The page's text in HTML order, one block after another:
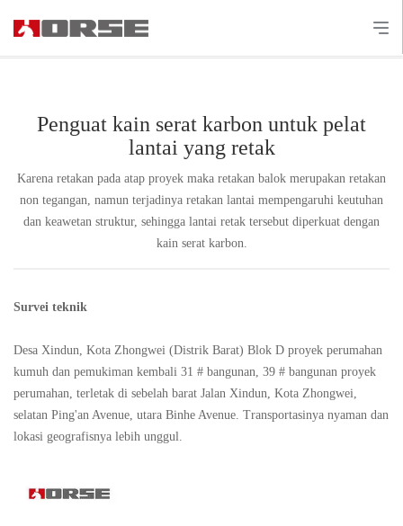
Penguat kain serat karbon untuk pelat
lantai yang retak
Karena retakan pada atap proyek maka retakan balok merupakan retakan
non tegangan, namun terjadinya retakan lantai mempengaruhi keutuhan
dan keawetan struktur, sehingga lantai retak tersebut diperkuat dengan
kain serat karbon.
Survei teknik
Desa Xindun, Kota Zhongwei (Distrik Barat) Blok D proyek perumahan
kumuh dan pemukiman kembali 31 # bangunan, 39 # bangunan proyek
perumahan, terletak di sebelah barat Jalan Xindun, Kota Zhongwei,
selatan Ping'an Avenue, utara Binhe Avenue. Transportasinya nyaman dan
lokasi geografisnya lebih unggul.